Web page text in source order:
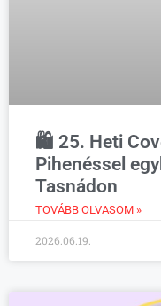
🛍️ 25. Heti
Pihenéssel
Tasnádon
TOVÁBB OLVASOM »
2026.06.19.